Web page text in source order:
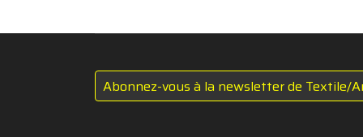
Abonnez-vous à la newsletter de Textile/